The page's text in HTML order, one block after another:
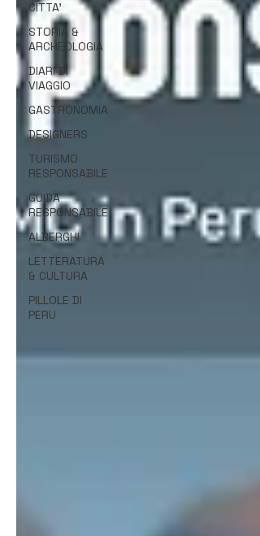
CITTA'
STORIA &
ARCHEOLOGIA
DIARI DI
VIAGGIO
GASTRONOMIA
DESIGNERS
TURISMO
RESPONSABILE
GUIDA
RESPONSABILE
ALBERGHI
LETTERATURA
& CULTURA
PILLOLE DI
PERU